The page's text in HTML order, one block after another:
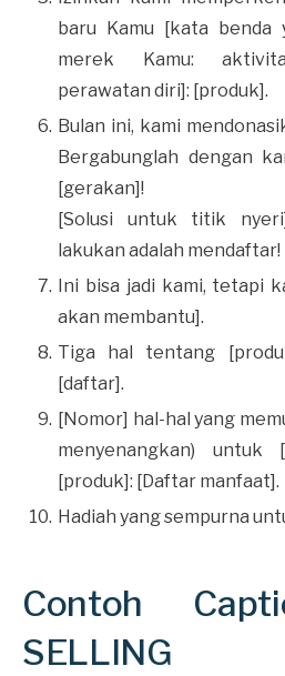
baru Kamu [kata benda
merek Kamu:
perawatan diri]: [produk].
Bulan ini, kami
Bergabunglah dengan
[gerakan]!
[Solusi untuk titik
lakukan adalah mendaftar!
Ini bisa jadi kami, tetapi
akan membantu].
Tiga hal tentang
[daftar].
[Nomor] hal-hal yang
menyenangkan)
[produk]: [Daftar manfaat].
Hadiah yang sempurna
Contoh
SELLING